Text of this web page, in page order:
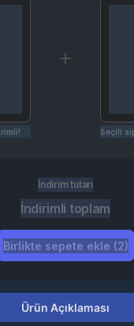
Seçili
İndirim tutarı
İndirimli toplam
Birlikte sepete ekle (2)
Ürün Açıklaması